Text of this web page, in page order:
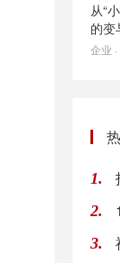
从“
的变
企业
1.
2.
3.